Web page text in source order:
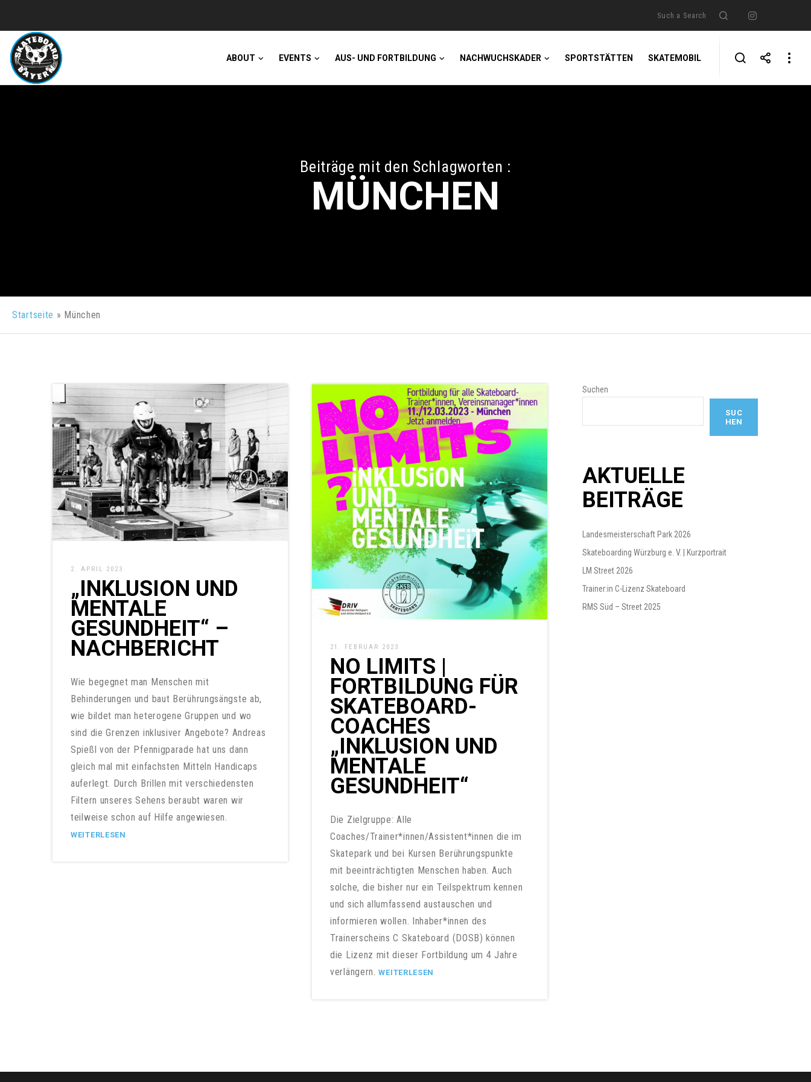
Such a Search Search
ABOUT EVENTS AUS- UND FORTBILDUNG NACHWUCHSKADER SPORTSTÄTTEN SKATEMOBIL
Beiträge mit den Schlagworten :
MÜNCHEN
Startseite » München
2. APRIL 2023
„INKLUSION UND
MENTALE
GESUNDHEIT“ –
NACHBERICHT
Wie begegnet man Menschen mit
Behinderungen und baut Berührungsängste ab,
wie bildet man heterogene Gruppen und wo
sind die Grenzen inklusiver Angebote? Andreas
Spießl von der Pfennigparade hat uns dann
gleich mal mit einfachsten Mitteln Handicaps
auferlegt. Durch Brillen mit verschiedensten
Filtern unseres Sehens beraubt waren wir
teilweise schon auf Hilfe angewiesen.
WEITERLESEN
21. FEBRUAR 2023
NO LIMITS |
FORTBILDUNG FÜR
SKATEBOARD-
COACHES
„INKLUSION UND
MENTALE
GESUNDHEIT“
Die Zielgruppe: Alle
Coaches/Trainer*innen/Assistent*innen die im
Skatepark und bei Kursen Berührungspunkte
mit beeinträchtigten Menschen haben. Auch
solche, die bisher nur ein Teilspektrum kennen
und sich allumfassend austauschen und
informieren wollen. Inhaber*innen des
Trainerscheins C Skateboard (DOSB) können
die Lizenz mit dieser Fortbildung um 4 Jahre
verlängern.WEITERLESEN
Suchen
SUC
HEN
AKTUELLE
BEITRÄGE
Landesmeisterschaft Park 2026
Skateboarding Würzburg e. V. | Kurzportrait
LM Street 2026
Trainer:in C-Lizenz Skateboard
RMS Süd – Street 2025